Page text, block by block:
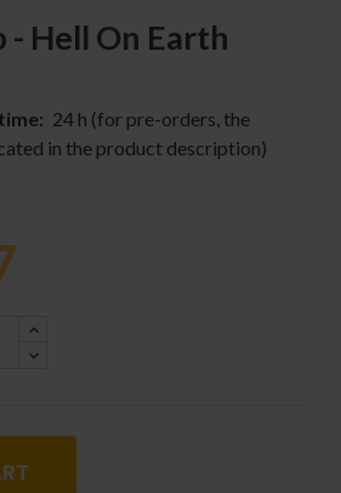
- Hell On Earth
24 h (for pre-orders, the
in the product description)